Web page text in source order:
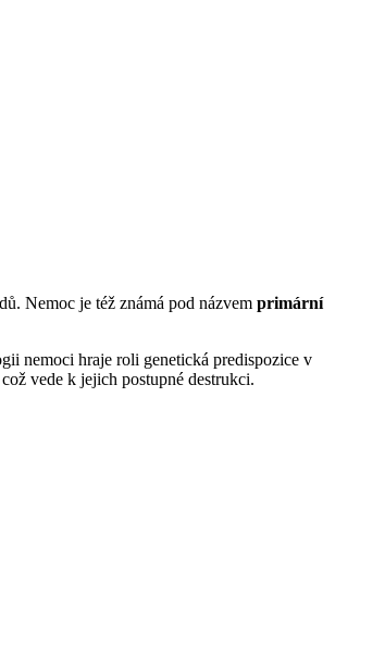
Nemoc je též známá pod názvem primární
nemoci hraje roli genetická predispozice v
vede k jejich postupné destrukci.